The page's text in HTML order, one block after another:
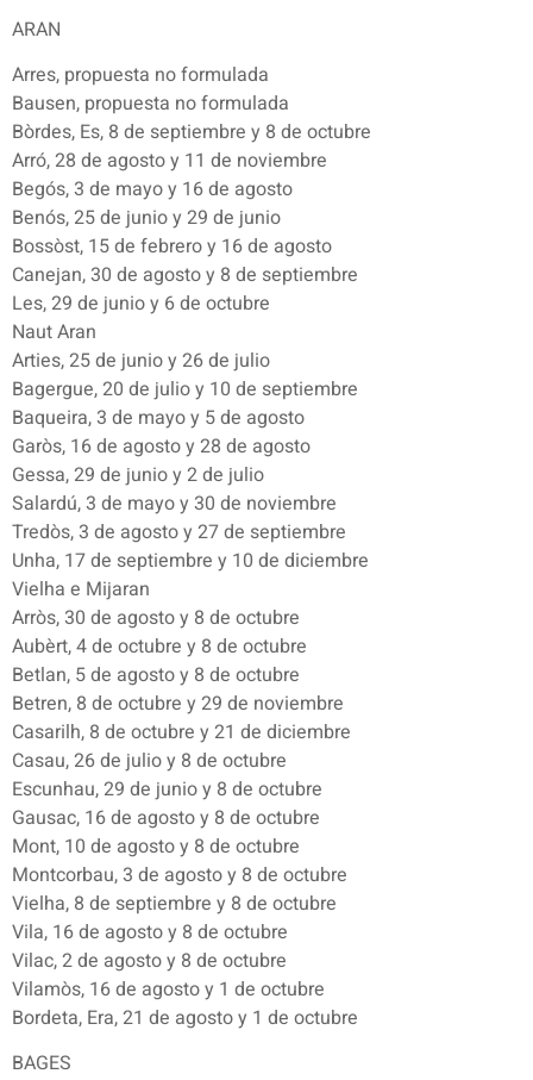
ARAN
Arres, propuesta no formulada
Bausen, propuesta no formulada
Bòrdes, Es, 8 de septiembre y 8 de octubre
Arró, 28 de agosto y 11 de noviembre
Begós, 3 de mayo y 16 de agosto
Benós, 25 de junio y 29 de junio
Bossòst, 15 de febrero y 16 de agosto
Canejan, 30 de agosto y 8 de septiembre
Les, 29 de junio y 6 de octubre
Naut Aran
Arties, 25 de junio y 26 de julio
Bagergue, 20 de julio y 10 de septiembre
Baqueira, 3 de mayo y 5 de agosto
Garòs, 16 de agosto y 28 de agosto
Gessa, 29 de junio y 2 de julio
Salardú, 3 de mayo y 30 de noviembre
Tredòs, 3 de agosto y 27 de septiembre
Unha, 17 de septiembre y 10 de diciembre
Vielha e Mijaran
Arròs, 30 de agosto y 8 de octubre
Aubèrt, 4 de octubre y 8 de octubre
Betlan, 5 de agosto y 8 de octubre
Betren, 8 de octubre y 29 de noviembre
Casarilh, 8 de octubre y 21 de diciembre
Casau, 26 de julio y 8 de octubre
Escunhau, 29 de junio y 8 de octubre
Gausac, 16 de agosto y 8 de octubre
Mont, 10 de agosto y 8 de octubre
Montcorbau, 3 de agosto y 8 de octubre
Vielha, 8 de septiembre y 8 de octubre
Vila, 16 de agosto y 8 de octubre
Vilac, 2 de agosto y 8 de octubre
Vilamòs, 16 de agosto y 1 de octubre
Bordeta, Era, 21 de agosto y 1 de octubre
BAGES